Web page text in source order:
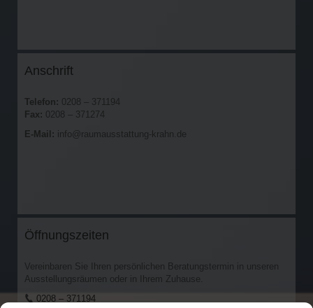
Anschrift
Telefon: 0208 – 371194
Fax: 0208 – 371274
E-Mail: info@raumausstattung-krahn.de
Öffnungszeiten
Vereinbaren Sie Ihren persönlichen Beratungstermin in unseren
Ausstellungsräumen oder in Ihrem Zuhause.
0208 – 371194